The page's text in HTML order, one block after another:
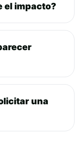
el impacto?
una